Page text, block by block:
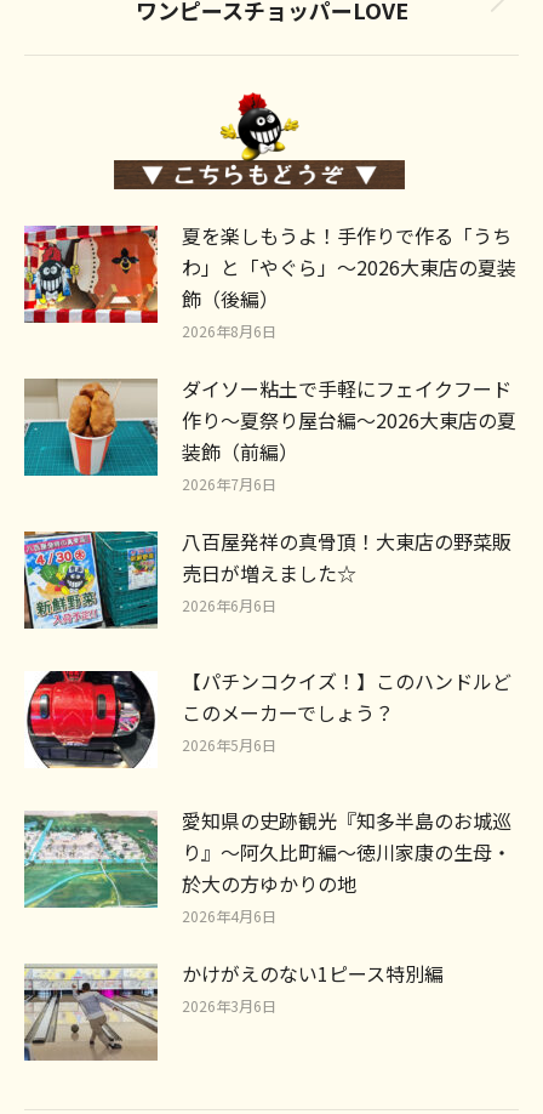
Next
ワンピースチョッパーLOVE
夏を楽しもうよ！手作りで作る「うち
わ」と「やぐら」～2026大東店の夏装
飾（後編）
2026年8月6日
ダイソー粘土で手軽にフェイクフード
作り～夏祭り屋台編～2026大東店の夏
装飾（前編）
2026年7月6日
八百屋発祥の真骨頂！大東店の野菜販
売日が増えました☆
2026年6月6日
【パチンコクイズ！】このハンドルど
このメーカーでしょう？
2026年5月6日
愛知県の史跡観光『知多半島のお城巡
り』～阿久比町編～徳川家康の生母・
於大の方ゆかりの地
2026年4月6日
かけがえのない1ピース特別編
2026年3月6日